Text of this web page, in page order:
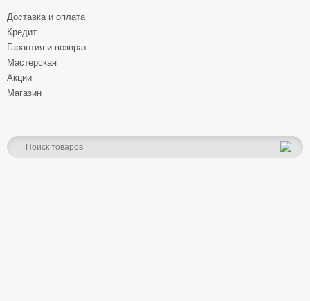
Доставка и оплата
Кредит
Гарантия и возврат
Мастерская
Акции
Магазин